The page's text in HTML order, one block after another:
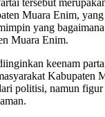
Muara Enim, yang
yang
Muara Enim.
keenam
Kabupaten
politisi, namun